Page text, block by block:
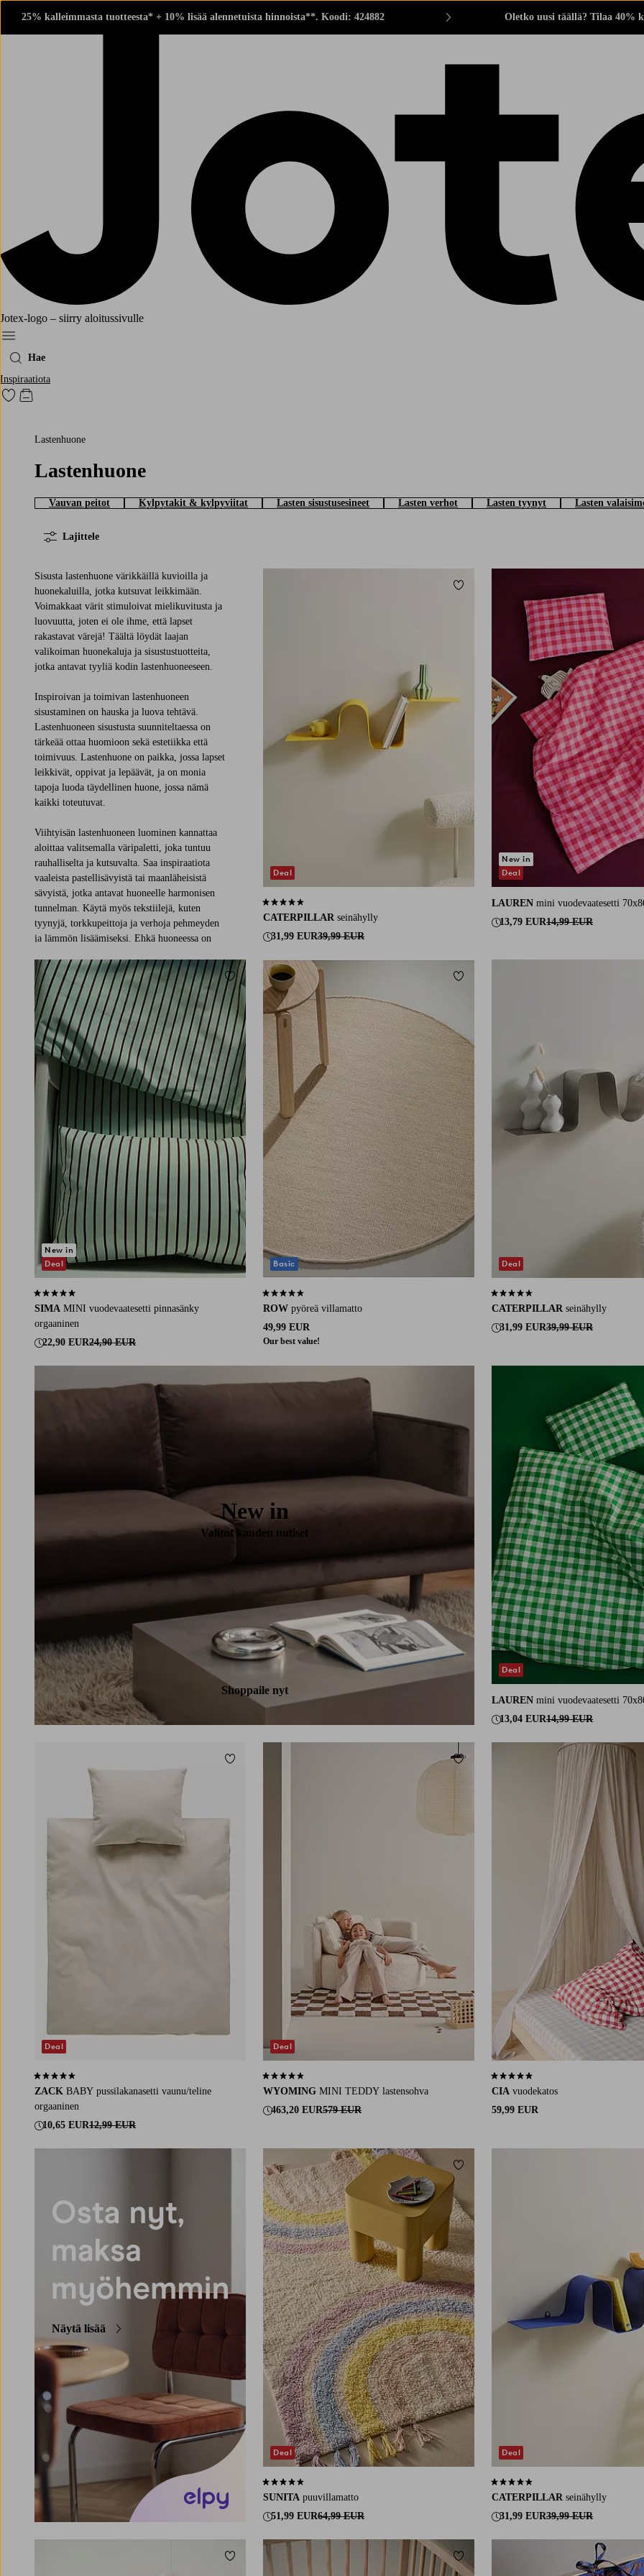
25% kalleimmasta tuotteesta* + 10% lisää alennetuista hinnoista**. Koodi: 424882 Oletko uusi täällä? Tilaa 40%
Jotex-logo – siirry aloitussivulle
Menu
Hae
Inspiraatiota
Siirry merkittyihin suosikkituotteisiin
Siirry ostoskoriin
Lastenhuone
Lastenhuone
Vauvan peitot Kylpytakit & kylpyviitat Lasten sisustusesineet Lasten verhot Lasten tyynyt Lasten
Lajittele
Sisusta lastenhuone värikkäillä kuvioilla ja
huonekaluilla, jotka kutsuvat leikkimään.
Voimakkaat värit stimuloivat mielikuvitusta ja
luovuutta, joten ei ole ihme, että lapset
rakastavat värejä! Täältä löydät laajan
valikoiman huonekaluja ja sisustustuotteita,
jotka antavat tyyliä kodin lastenhuoneeseen.
Inspiroivan ja toimivan lastenhuoneen
sisustaminen on hauska ja luova tehtävä.
Lastenhuoneen sisustusta suunniteltaessa on
tärkeää ottaa huomioon sekä estetiikka että
toimivuus. Lastenhuone on paikka, jossa lapset
leikkivät, oppivat ja lepäävät, ja on monia
tapoja luoda täydellinen huone, jossa nämä
kaikki toteutuvat.
Viihtyisän lastenhuoneen luominen kannattaa
aloittaa valitsemalla väripaletti, joka tuntuu
rauhalliselta ja kutsuvalta. Saa inspiraatiota
vaaleista pastellisävyistä tai maanläheisistä
sävyistä, jotka antavat huoneelle harmonisen
tunnelman. Käytä myös tekstiilejä, kuten
tyynyjä, torkkupeittoja ja verhoja pehmeyden
ja lämmön lisäämiseksi. Ehkä huoneessa on
lastenhuoneen tilan maksimoimiseksi kannattaa
käyttää fiksuja säilytysratkaisuja. Hyllyköt,
sängynaluslaatikot ja seinälle ripustettavat
säilytyskorit auttavat pitämään huoneen
järjestyksessä ja lelut pois lattialta. Sisustaessasi
lastenhuonetta pojalle tai tytölle, anna lasta
kiinnostavien aiheiden ja persoonallisuuden
ohjata koristeiden ja teeman valintaa.
Rakastavatko he eläimiä, avaruutta tai prinssejä
ja prinsessoja? Käytä seinäkoristeita, julisteita
ja vuodevaatteita luodaksesi huoneen, joka
heijastaa heidän kiinnostuksen kohteitaan.
Lukunurkkaus on myös upea lisä
lastenhuoneeseen. Mukava tuoli tai pieni
nojatuoli sekä hyvä lukulamppu kannustavat
lukemaan, ja antavat lapsille mahdollisuuden
uppoutua suosikkikirjoihin. Yhdistämällä
luovuuden käytännöllisiin ratkaisuihin luot
lastenhuoneen, jossa sekä sinä että lapsesi
viihtyvät.
CATERPILLAR seinähylly
31,99 EUR39,99 EUR
4,4 perustuen 103 arvosanaan
Deal
Lisää suosikkeihin
LAUREN mini vuodevaatesetti
13,79 EUR14,99 EUR
New in
Deal
SIMA MINI vuodevaatesetti pinnasänky
orgaaninen
22,90 EUR24,90 EUR
4,8 perustuen 16 arvosanaan
New in
Deal
Lisää suosikkeihin
ROW pyöreä villamatto
49,99 EUR
Our best value!
4,5 perustuen 29 arvosanaan
Basic
Lisää suosikkeihin
120160
CATERPILLAR seinähylly
31,99 EUR39,99 EUR
4,4 perustuen 103 arvosanaan
Deal
New in
Valitut kauden uutiset
Shoppaile nyt
LAUREN mini vuodevaatesetti
13,04 EUR14,99 EUR
Deal
ZACK BABY pussilakanasetti vaunu/teline
orgaaninen
10,65 EUR12,99 EUR
4,7 perustuen 33 arvosanaan
Deal
Lisää suosikkeihin
WYOMING MINI TEDDY lastensohva
463,20 EUR579 EUR
4,7 perustuen 12 arvosanaan
Deal
Lisää suosikkeihin
CIA vuodekatos
59,99 EUR
4,8 perustuen 25 arvosanaan
Näytä lisää
SUNITA puuvillamatto
51,99 EUR64,99 EUR
4,5 perustuen 55 arvosanaan
Deal
Lisää suosikkeihin
100X150130X190
CATERPILLAR seinähylly
31,99 EUR39,99 EUR
4,4 perustuen 103 arvosanaan
Deal
Lisää suosikkeihin Lisää suosikkeihin